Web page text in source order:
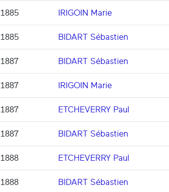
1885 IRIGOIN Marie
1885 BIDART Sébastien
1887 BIDART Sébastien
1887 IRIGOIN Marie
1887 ETCHEVERRY Paul
1887 BIDART Sébastien
1888 ETCHEVERRY Paul
1888 BIDART Sébastien